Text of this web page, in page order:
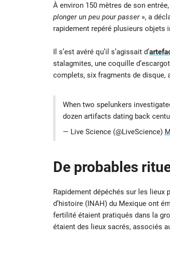
À environ 150 mètres de son
plonger un peu pour passer », a
rapidement repéré plusieurs objets
Il s’est avéré qu’il s’agissait d’
stalagmites, une coquille
complets, six fragments de disque,
When two spelunkers
dozen artifacts dating back
— Live Science (@LiveScience)
De probables
Rapidement dépéchés sur les lieux
d’histoire (INAH) du Mexique ont
fertilité étaient pratiqués dans la
étaient des lieux sacrés, associés